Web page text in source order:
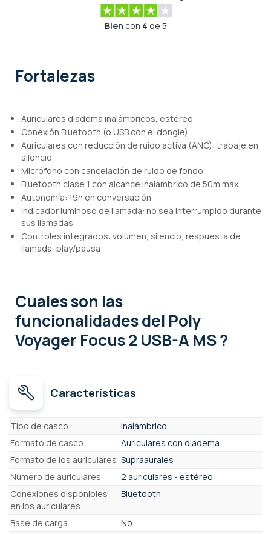
Bien con 4 de 5
Fortalezas
Auriculares diadema inalámbricos, estéreo
Conexión Bluetooth (o USB con el dongle)
Auriculares con reducción de ruido activa (ANC): trabaje en
silencio
Micrófono con cancelación de ruido de fondo
Bluetooth clase 1 con alcance inalámbrico de 50m máx.
Autonomía: 19h en conversación
Indicador luminoso de llamada: no sea interrumpido durante
sus llamadas
Controles integrados: volumen, silencio, respuesta de
llamada, play/pausa
Cuales son las
funcionalidadesdel Poly
Voyager Focus 2 USB-A MS ?
Características
Características
Tipo de casco
Inalámbrico
Formato de casco
Auriculares con diadema
Formato de los auriculares Supraaurales
Número de auriculares
2 auriculares - estéreo
Conexiones disponibles
en los auriculares
Bluetooth
Base de carga No